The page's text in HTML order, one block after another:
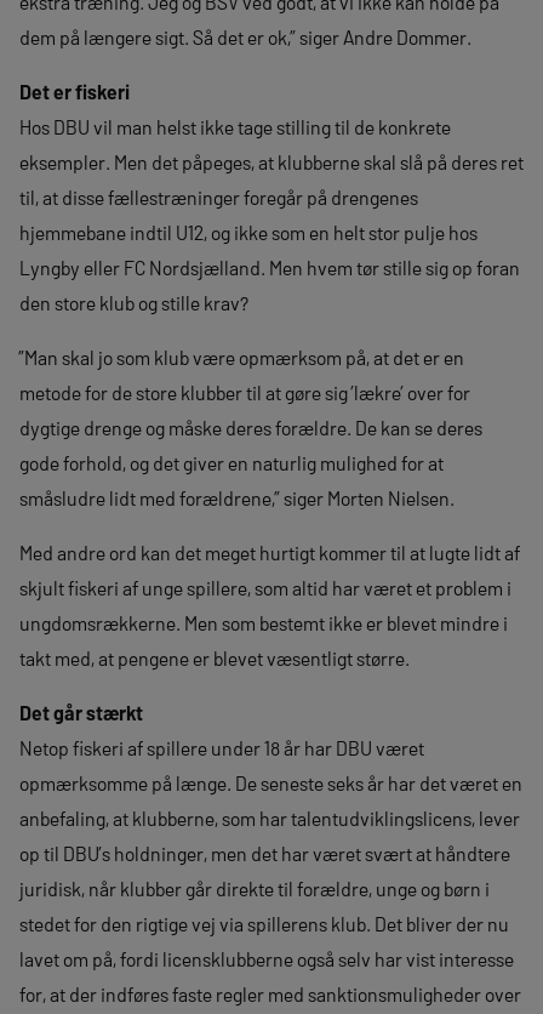
dem på længere sigt. Så det er ok,” siger Andre Dommer.
Det er fiskeri
Hos DBU vil man helst ikke tage stilling til de konkrete
eksempler. Men det påpeges, at klubberne skal slå på deres ret
til, at disse fællestræninger foregår på drengenes
hjemmebane indtil U12, og ikke som en helt stor pulje hos
Lyngby eller FC Nordsjælland. Men hvem tør stille sig op foran
den store klub og stille krav?
”Man skal jo som klub være opmærksom på, at det er en
metode for de store klubber til at gøre sig ’lækre’ over for
dygtige drenge og måske deres forældre. De kan se deres
gode forhold, og det giver en naturlig mulighed for at
småsludre lidt med forældrene,” siger Morten Nielsen.
Med andre ord kan det meget hurtigt kommer til at lugte lidt af
skjult fiskeri af unge spillere, som altid har været et problem i
ungdomsrækkerne. Men som bestemt ikke er blevet mindre i
takt med, at pengene er blevet væsentligt større.
Det går stærkt
Netop fiskeri af spillere under 18 år har DBU været
opmærksomme på længe. De seneste seks år har det været en
anbefaling, at klubberne, som har talentudviklingslicens, lever
op til DBU’s holdninger, men det har været svært at håndtere
juridisk, når klubber går direkte til forældre, unge og børn i
stedet for den rigtige vej via spillerens klub. Det bliver der nu
lavet om på, fordi licensklubberne også selv har vist interesse
for, at der indføres faste regler med sanktionsmuligheder over